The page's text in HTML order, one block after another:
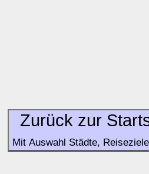
Mit Auswahl Städte,